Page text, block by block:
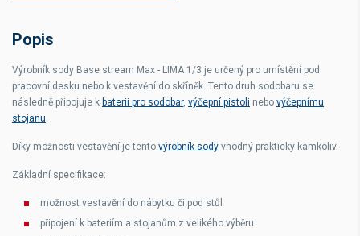
Popis
Výrobník sody Base stream Max - LIMA 1/3 je určený pro umístění pod
pracovní desku nebo k vestavění do skříněk. Tento druh sodobaru se
následně připojuje k baterii pro sodobar, výčepní pistoli nebo výčepnímu
stojanu.
Díky možnosti vestavění je tento výrobník sody vhodný prakticky kamkoliv.
Základní specifikace:
možnost vestavění do nábytku či pod stůl
připojení k bateriím a stojanům z velikého výběru